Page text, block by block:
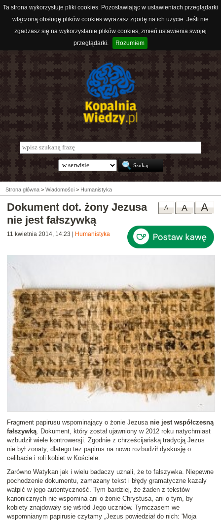
Ta strona wykorzystuje pliki cookies. Pozostawiając w ustawieniach przeglądarki
włączoną obsługę plików cookies wyrażasz zgodę na ich użycie. Jeśli nie
zgadzasz się na wykorzystanie plików cookies, zmień ustawienia swojej
przeglądarki.
Rozumiem
Strona główna > Wiadomości > Humanistyka
A
A
A
Dokument dot. żony Jezusa
nie jest fałszywką
11 kwietnia 2014, 14:23 Humanistyka
Fragment papirusu wspominający o żonie Jezusa nie jest współczesną
fałszywką. Dokument, który został ujawniony w 2012 roku natychmiast
wzbudził wiele kontrowersji. Zgodnie z chrześcijańską tradycją Jezus
nie był żonaty, dlatego też papirus na nowo rozbudził dyskusję o
celibacie i roli kobiet w Kościele.
Zarówno Watykan jak i wielu badaczy uznali, że to fałszywka. Niepewne
pochodzenie dokumentu, zamazany tekst i błędy gramatyczne kazały
wątpić w jego autentyczność. Tym bardziej, że żaden z tekstów
kanonicznych nie wspomina ani o żonie Chrystusa, ani o tym, by
kobiety znajdowały się wśród Jego uczniów. Tymczasem we
wspomnianym papirusie czytamy „Jezus powiedział do nich: 'Moja